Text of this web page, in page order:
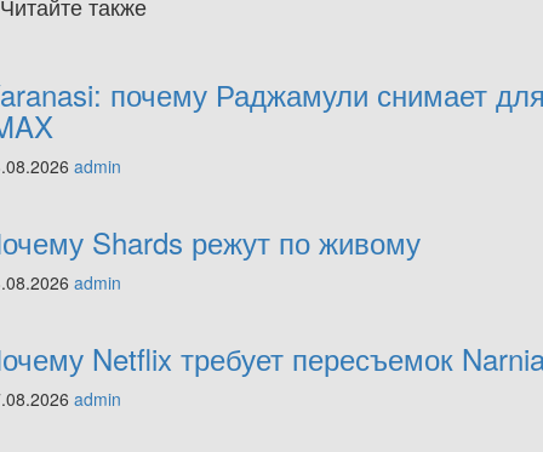
почему Раджамули снимает
admin
Shards режут по живому
admin
Netflix требует пересъемок
admin